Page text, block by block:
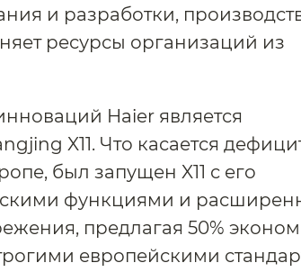
и разработки,
ресурсы организаций из
Haier является
X11. Что касается
был запущен X11 с его
функциями и
предлагая 50%
европейскими